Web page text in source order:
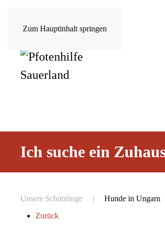
Zum Hauptinhalt springen
Ich suche ein
Unsere Schützlinge Hunde in Ungarn
Zurück